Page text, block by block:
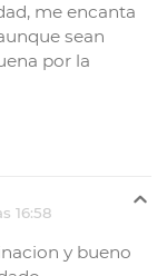
me encanta
sean
por la
16:58
y bueno